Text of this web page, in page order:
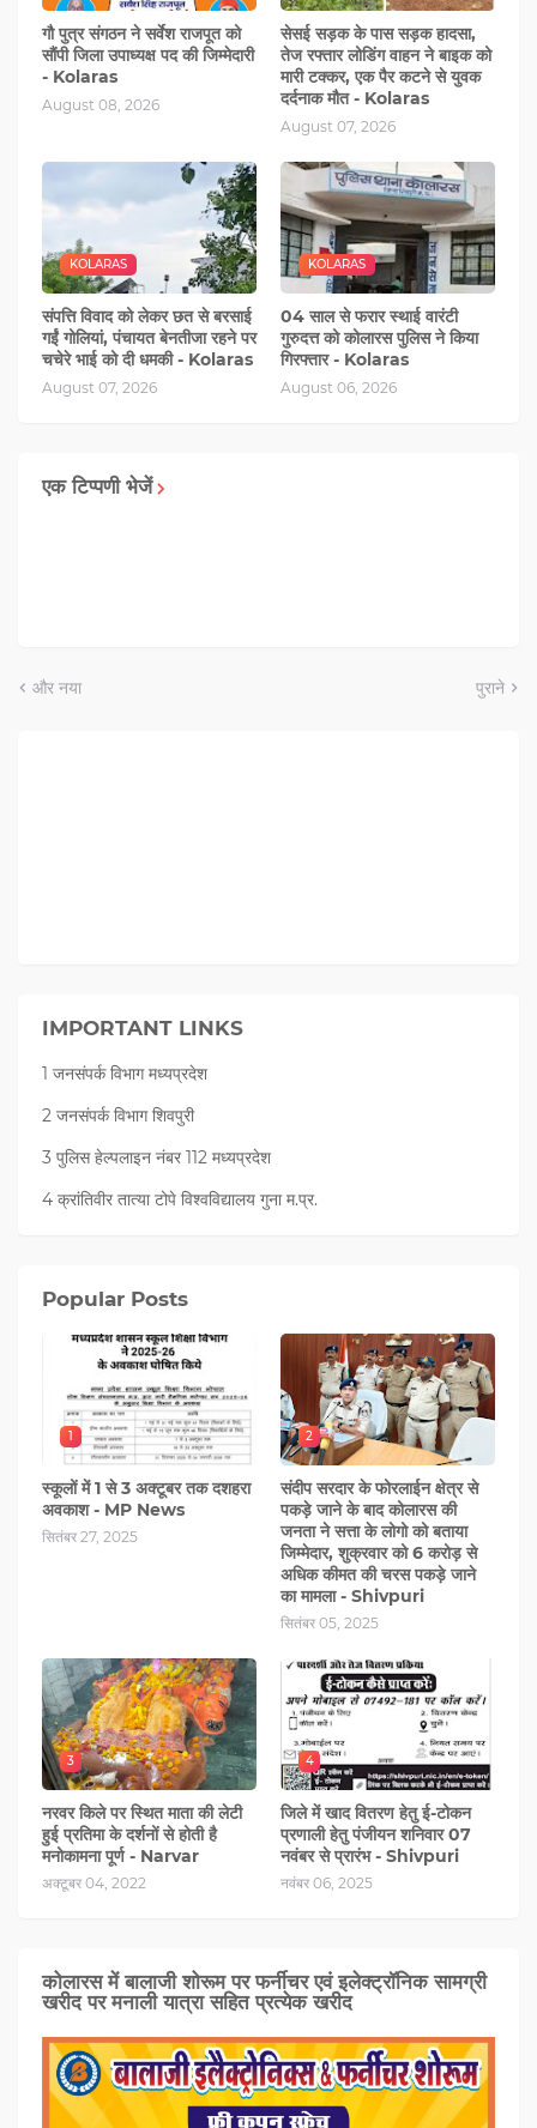
गौ पुत्र संगठन ने सर्वेश राजपूत को
सौंपी जिला उपाध्यक्ष पद की जिम्‍मेदारी
- Kolaras
August 08, 2026
सेसई सड़क के पास सड़क हादसा,
तेज रफ्तार लोडिंग वाहन ने बाइक को
मारी टक्‍कर, एक पैर कटने से युवक
दर्दनाक मौत - Kolaras
August 07, 2026
KOLARAS
संपत्ति विवाद को लेकर छत से बरसाई
गईं गोलियां, पंचायत बेनतीजा रहने पर
चचेरे भाई को दी धमकी - Kolaras
August 07, 2026
KOLARAS
04 साल से फरार स्थाई वारंटी
गुरुदत्त को कोलारस पुलिस ने किया
गिरफ्तार - Kolaras
August 06, 2026
एक टिप्पणी भेजें
और नया पुराने
IMPORTANT LINKS
1 जनसंपर्क विभाग मध्यप्रदेश
2 जनसंपर्क विभाग शिवपुरी
3 पुलिस हेल्पलाइन नंबर 112 मध्‍यप्रदेश
4 क्रांतिवीर तात्या टोपे विश्वविद्यालय गुना म.प्र.
Popular Posts
1
स्कूलों में 1 से 3 अक्टूबर तक दशहरा
अवकाश - MP News
सितंबर 27, 2025
2
संदीप सरदार के फोरलाईन क्षेत्र से
पकड़े जाने के बाद कोलारस की
जनता ने सत्ता के लोगो को बताया
जिम्मेदार, शुक्रवार को 6 करोड़ से
अधिक कीमत की चरस पकड़े जाने
का मामला - Shivpuri
सितंबर 05, 2025
3
नरवर किले पर स्थित माता की लेटी
हुई प्रतिमा के दर्शनों से होती है
मनोकामना पूर्ण - Narvar
अक्टूबर 04, 2022
4
जिले में खाद वितरण हेतु ई-टोकन
प्रणाली हेतु पंजीयन शनिवार 07
नवंबर से प्रारंभ - Shivpuri
नवंबर 06, 2025
कोलारस में बालाजी शोरूम पर फर्नीचर एवं इलेक्ट्रॉनिक सामग्री
खरीद पर मनाली यात्रा सहित प्रत्‍येक खरीद